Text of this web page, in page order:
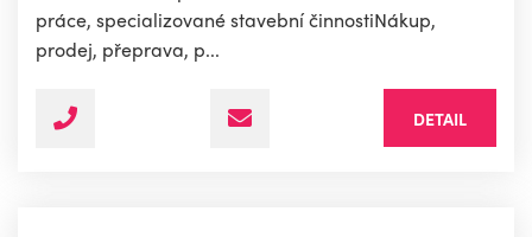
práce, specializované stavební činnostiNákup,
prodej, přeprava, p...
DETAIL